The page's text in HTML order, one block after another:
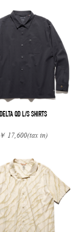
DELTA QD L/S SHIRTS
￥ 17,600(tax in)